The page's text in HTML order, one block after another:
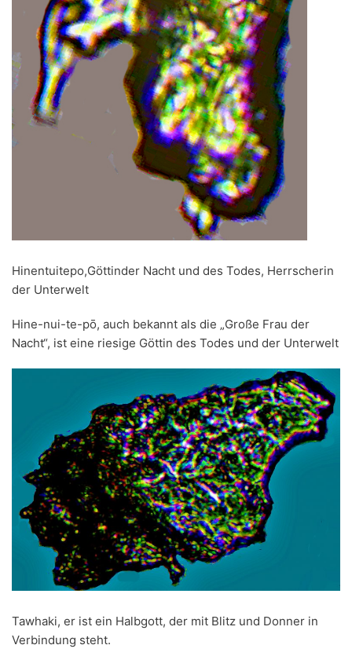
Hinentuitepo,Göttinder Nacht und des Todes, Herrscherin
der Unterwelt
Hine-nui-te-pō, auch bekannt als die „Große Frau der
Nacht“, ist eine riesige Göttin des Todes und der Unterwelt
Tawhaki, er ist ein Halbgott, der mit Blitz und Donner in
Verbindung steht.